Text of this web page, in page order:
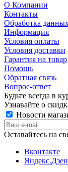
О Компании
Контакты
Обработка
Информация
Условия оплаты
Условия доставки
Гарантия на товар
Помощь
Обратная связь
Вопрос-ответ
Будьте всегда в
Узнавайте о
Новости
Оставайтесь на
Вконтакте
Яндекс.Дзен